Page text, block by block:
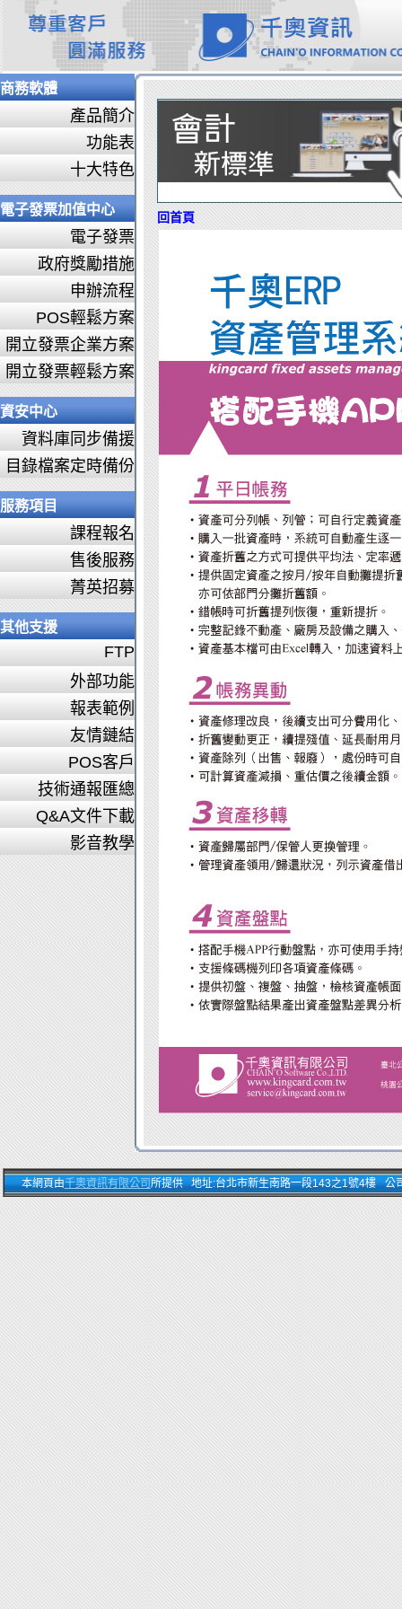
商務軟體
產品簡介
功能表
十大特色
電子發票加值中心
電子發票
政府獎勵措施
申辦流程
POS輕鬆方案
開立發票企業方案
開立發票輕鬆方案
資安中心
資料庫同步備援
目錄檔案定時備份
服務項目
課程報名
售後服務
菁英招募
其他支援
FTP
外部功能
報表範例
友情鏈結
POS客戶
技術通報匯總
Q&A文件下載
影音教學
回首頁
本網頁由千奧資訊有限公司所提供 地址:台北市新生南路一段143之1號4樓